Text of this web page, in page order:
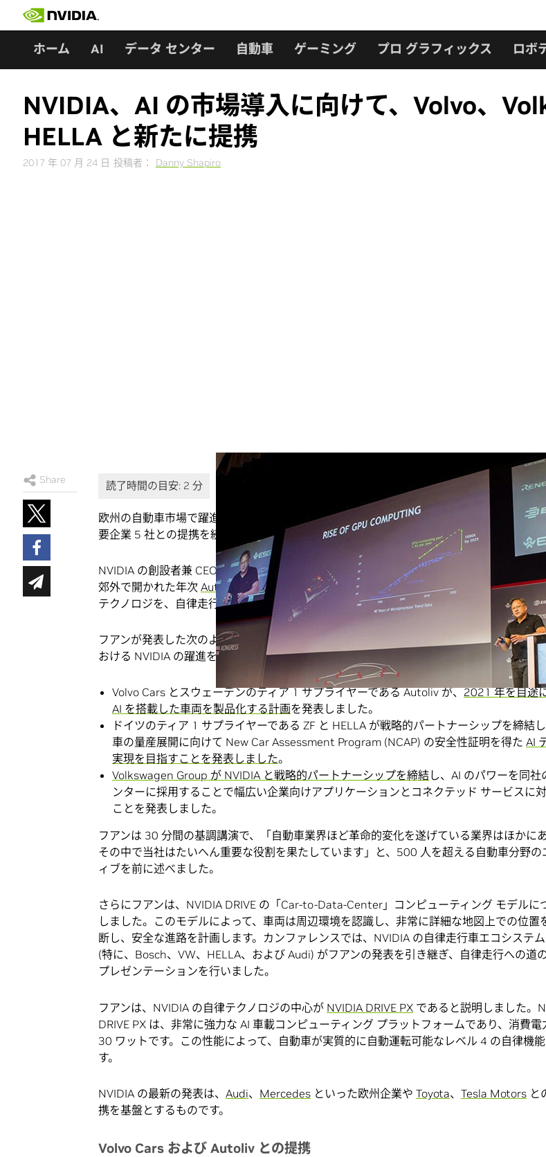
ホーム AI データ センター 自動車 ゲーミング プロ グラフィックス ロボ
NVIDIA、AI の市場導入に向けて、Volvo、
HELLA と新たに提携
2017 年 07 月 24 日 投稿者： Danny Shapiro
Share
欧州の自動車市場で躍進を続ける NVIDIA は本日、AI テクノロジの市場導入に向け、ヨー
要企業 5 社との提携を続けて発表しました。
NVIDIA の創設者兼 CEO であるジェンスン フアン (Jensen Huang) は、ドイツのシュト
郊外で開かれた年次 Automobil Elektronik Congress の講演に登壇し、AI ベースのディー
テクノロジを、自律走行における「劇的な技術 (spectacular)」だと表現しました。
フアンが発表した次のような NVIDIA の新しいパートナーシップや提携は、10 兆円規模
おける NVIDIA の躍進を裏付けるものです。
Volvo Cars とスウェーデンのティア 1 サプライヤーである Autoliv が、2021 年を目途
AI を搭載した車両を製品化する計画を発表しました。
ドイツのティア 1 サプライヤーである ZF と HELLA が戦略的パートナーシップを締結
車の量産展開に向けて New Car Assessment Program (NCAP) の安全性証明を得た AI
実現を目指すことを発表しました。
Volkswagen Group が NVIDIA と戦略的パートナーシップを締結し、AI のパワーを同社
ンターに採用することで幅広い企業向けアプリケーションとコネクテッド サービスに
ことを発表しました。
フアンは 30 分間の基調講演で、「自動車業界ほど革命的変化を遂げている業界はほかにあ
その中で当社はたいへん重要な役割を果たしています」と、500 人を超える自動車分野の
ィブを前に述べました。
さらにフアンは、NVIDIA DRIVE の「Car-to-Data-Center」コンピューティング モデルに
しました。このモデルによって、車両は周辺環境を認識し、非常に詳細な地図上での位置
断し、安全な進路を計画します。カンファレンスでは、NVIDIA の自律走行車エコシステ
(特に、Bosch、VW、HELLA、および Audi) がフアンの発表を引き継ぎ、自律走行への道
プレゼンテーションを行いました。
フアンは、NVIDIA の自律テクノロジの中心が NVIDIA DRIVE PX であると説明しました。
DRIVE PX は、非常に強力な AI 車載コンピューティング プラットフォームであり、消費
30 ワットです。この性能によって、自動車が実質的に自動運転可能なレベル 4 の自律機
す。
NVIDIA の最新の発表は、 Audi、 Mercedes といった欧州企業や Toyota、 Tesla Motors と
携を基盤とするものです。
Volvo Cars および Autoliv との提携